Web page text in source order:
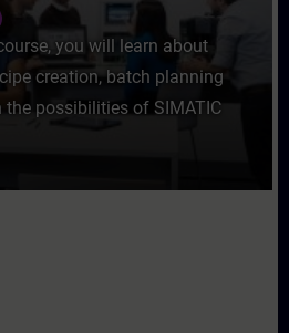
you will learn about
creation, batch planning
possibilities of SIMATIC